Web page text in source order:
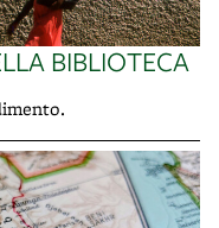
BIBLIOTECA